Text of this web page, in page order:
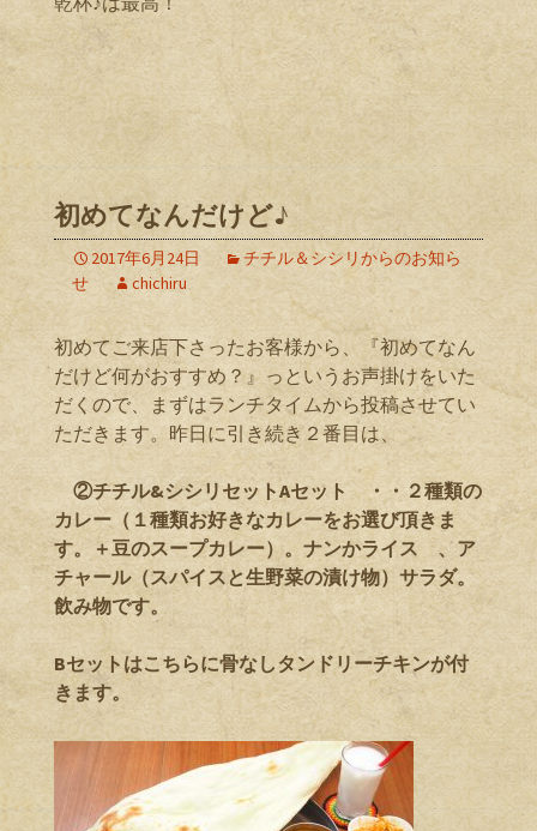
初めてなんだけど♪
2017年6月24日
チチル＆シシリからのお知ら
せ
chichiru
初めてご来店下さったお客様から、『初めてなん
だけど何がおすすめ？』っというお声掛けをいた
だくので、まずはランチタイムから投稿させてい
ただきます。昨日に引き続き２番目は、
②チチル&シシリセットAセット ・・２種類の
カレー（１種類お好きなカレーをお選び頂きま
す。＋豆のスープカレー）。ナンかライス 、ア
チャール（スパイスと生野菜の漬け物）サラダ。
飲み物です。
Bセットはこちらに骨なしタンドリーチキンが付
きます。